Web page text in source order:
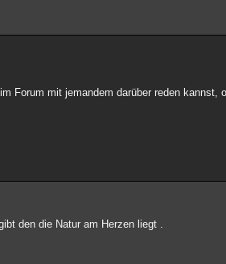
Forum mit jemandem darüber reden kannst,
den die Natur am Herzen liegt .